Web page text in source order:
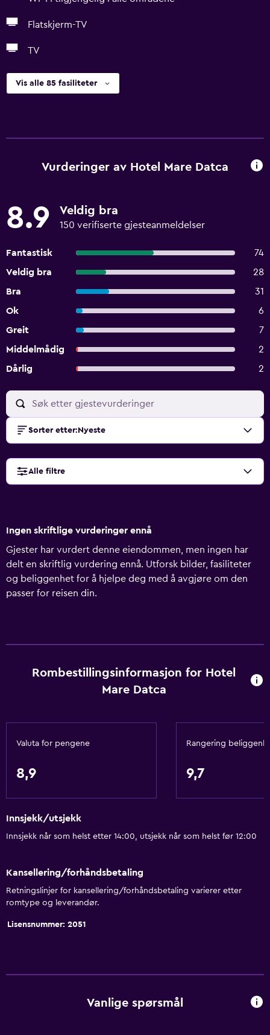
Flatskjerm-TV
TV
Vis alle 85 fasiliteter
Vurderinger av Hotel Mare Datca
8.9 Veldig bra
150 verifiserte gjesteanmeldelser
Fantastisk
74
Veldig bra
28
Bra
31
Ok
6
Greit
7
Middelmådig
2
Dårlig
2
Sorter etter: Nyeste
Alle filtre
Ingen skriftlige vurderinger ennå
Gjester har vurdert denne eiendommen, men ingen har
delt en skriftlig vurdering ennå. Utforsk bilder, fasiliteter
og beliggenhet for å hjelpe deg med å avgjøre om den
passer for reisen din.
Rombestillingsinformasjon for Hotel
Mare Datca
Valuta for pengene
8,9
Rangering
9,7
Innsjekk/utsjekk
Innsjekk når som helst etter 14:00, utsjekk når som helst før 12:00
Kansellering/forhåndsbetaling
Retningslinjer for kansellering/forhåndsbetaling varierer etter
romtype og leverandør.
Lisensnummer: 2051
Vanlige spørsmål